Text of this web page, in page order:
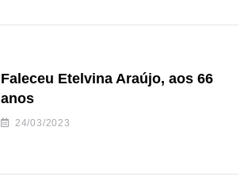
Faleceu Etelvina Araújo, aos 66
anos
24/03/2023